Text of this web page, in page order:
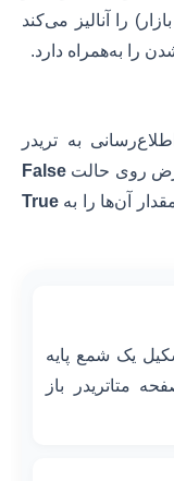
را آنالیز می‌کند
را به‌همراه دارد.
به تریدر
روی حالت False
آن‌ها را به True
یک شمع پایه
متاتریدر باز